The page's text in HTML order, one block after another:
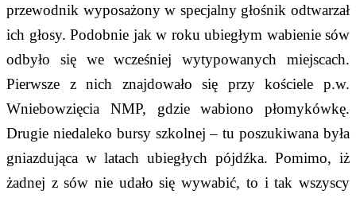
przewodnik wyposażony w specjalny głośnik odtwarzał
ich głosy. Podobnie jak w roku ubiegłym wabienie sów
odbyło się we wcześniej wytypowanych miejscach.
Pierwsze z nich znajdowało się przy kościele p.w.
Wniebowzięcia NMP, gdzie wabiono płomykówkę.
Drugie niedaleko bursy szkolnej – tu poszukiwana była
gniazdująca w latach ubiegłych pójdźka. Pomimo, iż
żadnej z sów nie udało się wywabić, to i tak wszyscy